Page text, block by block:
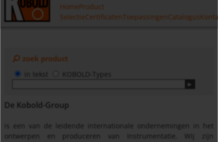
HomeProduct
SelectieCertificaten Toepassingen Catalogus
zoek product
in tekst KOBOLD-Types
De Kobold-Group
is een van de leidende internationale ondernemingen in het
ontwerpen en produceren van Instrumentatie. Wij zijn